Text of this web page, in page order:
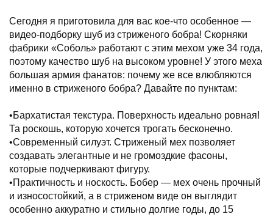
Сегодня я приготовила для вас кое-что особенное —
видео-подборку шуб из стриженого бобра! Скорняки
фабрики «Соболь» работают с этим мехом уже 34 года,
поэтому качество шуб на высоком уровне! У этого меха
большая армия фанатов: почему же все влюбляются
именно в стриженого бобра? Давайте по пунктам:
•Бархатистая текстура. Поверхность идеально ровная!
Та роскошь, которую хочется трогать бесконечно.
•Современный силуэт. Стриженый мех позволяет
создавать элегантные и не громоздкие фасоны,
которые подчеркивают фигуру.
•Практичность и носкость. Бобер — мех очень прочный
и износостойкий, а в стриженом виде он выглядит
особенно аккуратно и стильно долгие годы, до 15